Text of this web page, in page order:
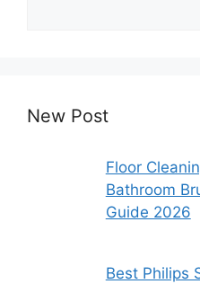
New Post
Floor
Bathroom
Guide 2026
Best Philips